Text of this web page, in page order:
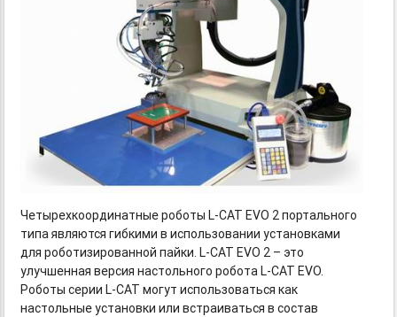
Четырехкоординатные роботыL-CAT EVO 2 портального
типа являются гибкими в использовании установками
для роботизированной пайки.L-CAT EVO 2 – это
улучшенная версия настольного роботаL-CAT EVO.
Роботы серииL-CAT могут использоваться как
настольные установки или встраиваться в состав